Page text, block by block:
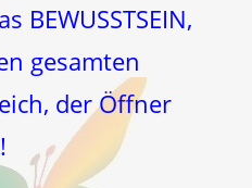
BEWUSSTSEIN,
gesamten
der Öffner